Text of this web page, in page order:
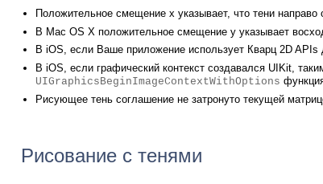
Положительное смещение x указывает, что тени направо
В Mac OS X положительное смещение y указывает
В iOS, если Ваше приложение использует Кварц 2D
В iOS, если графический контекст создавался UIKit,
UIGraphicsBeginImageContextWithOptions
Рисующее тень соглашение не затронуто текущей
Рисование с тенями